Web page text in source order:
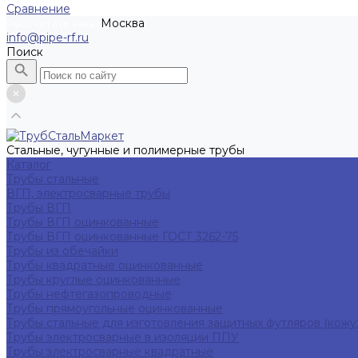
Сравнение
Москва
info@pipe-rf.ru
Поиск
Стальные, чугунные и полимерные трубы
Каталог
Трубы стальные
ВГП, электросварные трубы
Трубы ВГП
Трубы ВГП оцинкованные
Трубы ВГП оцинкованные ГОСТ 3262-75
Трубы из обечайки
Трубы квадратные оцинкованные
Трубы круглые оцинкованные
Трубы нефтегазопроводные
Трубы прямоугольные оцинкованные
Трубы стальные для изготовления защитных футляров
Трубы электросварные в изоляции ППУ
Трубы электросварные квадратные